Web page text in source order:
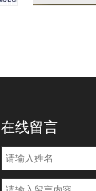
在线留言